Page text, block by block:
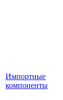
Импортные
компоненты